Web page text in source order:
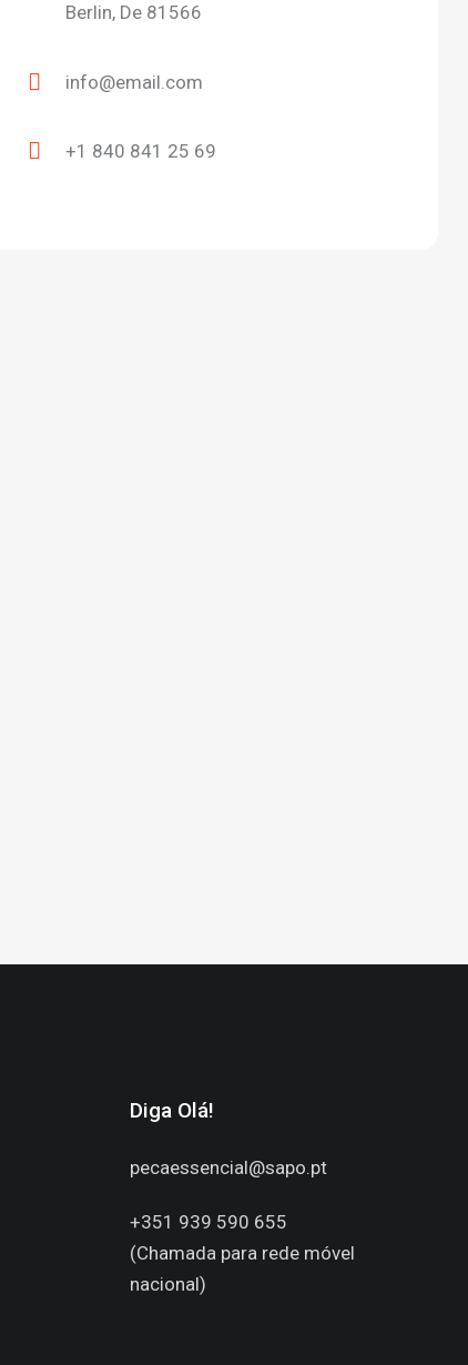
Berlin, De 81566
info@email.com
+1 840 841 25 69
Diga Olá!
pecaessencial@sapo.pt
+351 939 590 655
(Chamada para rede móvel
nacional)